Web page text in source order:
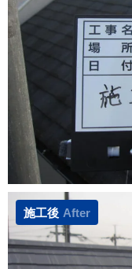
施工後 After